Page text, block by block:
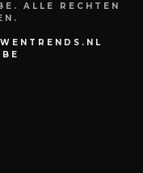
ALLE RECHTEN